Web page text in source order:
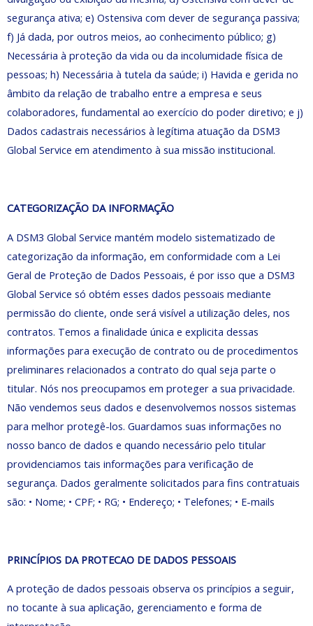
segurança ativa; e) Ostensiva com dever de segurança passiva;
f) Já dada, por outros meios, ao conhecimento público; g)
Necessária à proteção da vida ou da incolumidade física de
pessoas; h) Necessária à tutela da saúde; i) Havida e gerida no
âmbito da relação de trabalho entre a empresa e seus
colaboradores, fundamental ao exercício do poder diretivo; e j)
Dados cadastrais necessários à legítima atuação da DSM3
Global Service em atendimento à sua missão institucional.
CATEGORIZAÇÃO DA INFORMAÇÃO
A DSM3 Global Service mantém modelo sistematizado de
categorização da informação, em conformidade com a Lei
Geral de Proteção de Dados Pessoais, é por isso que a DSM3
Global Service só obtém esses dados pessoais mediante
permissão do cliente, onde será visível a utilização deles, nos
contratos. Temos a finalidade única e explicita dessas
informações para execução de contrato ou de procedimentos
preliminares relacionados a contrato do qual seja parte o
titular. Nós nos preocupamos em proteger a sua privacidade.
Não vendemos seus dados e desenvolvemos nossos sistemas
para melhor protegê-los. Guardamos suas informações no
nosso banco de dados e quando necessário pelo titular
providenciamos tais informações para verificação de
segurança. Dados geralmente solicitados para fins contratuais
são: • Nome; • CPF; • RG; • Endereço; • Telefones; • E-mails
PRINCÍPIOS DA PROTECAO DE DADOS PESSOAIS
A proteção de dados pessoais observa os princípios a seguir,
no tocante à sua aplicação, gerenciamento e forma de